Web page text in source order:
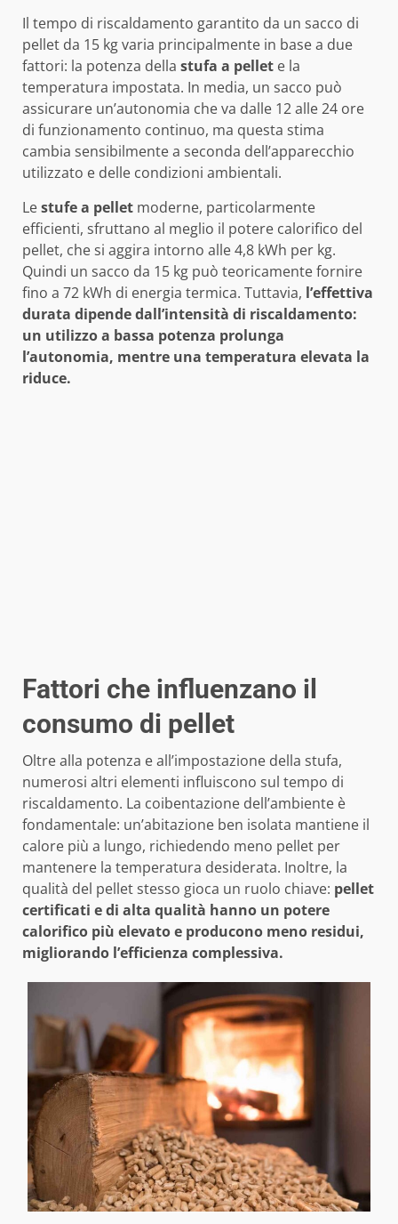
Il tempo di riscaldamento garantito da un sacco di
pellet da 15 kg varia principalmente in base a due
fattori: la potenza della stufa a pellet e la
temperatura impostata. In media, un sacco può
assicurare un’autonomia che va dalle 12 alle 24 ore
di funzionamento continuo, ma questa stima
cambia sensibilmente a seconda dell’apparecchio
utilizzato e delle condizioni ambientali.
Lestufe a pellet moderne, particolarmente
efficienti, sfruttano al meglio il potere calorifico del
pellet, che si aggira intorno alle 4,8 kWh per kg.
Quindi un sacco da 15 kg può teoricamente fornire
fino a 72 kWh di energia termica. Tuttavia, l’effettiva
durata dipende dall’intensità di riscaldamento:
un utilizzo a bassa potenza prolunga
l’autonomia, mentre una temperatura elevata la
riduce.
Fattori che influenzano il
consumo di pellet
Oltre alla potenza e all’impostazione della stufa,
numerosi altri elementi influiscono sul tempo di
riscaldamento. La coibentazione dell’ambiente è
fondamentale: un’abitazione ben isolata mantiene il
calore più a lungo, richiedendo meno pellet per
mantenere la temperatura desiderata. Inoltre, la
qualità del pellet stesso gioca un ruolo chiave: pellet
certificati e di alta qualità hanno un potere
calorifico più elevato e producono meno residui,
migliorando l’efficienza complessiva.